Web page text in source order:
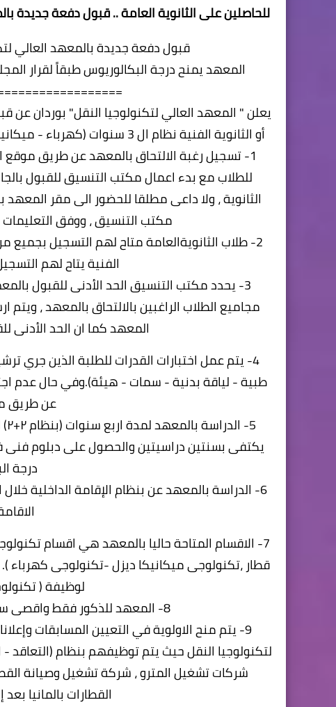
للحاصلين على الثانوية العامة .. قبول دفعة جديدة
قبول دفعة جديدة بالمعهد العالي
المعهد يمنح درجة البكالوريوس طبقاً لقرار المجلس الأعلى
يعلن " المعهد العالي لتكنولوجيا النقل" بوردان عن
أو الثانوية الفنية نظام ال 3 سنوات (كهرباء - ميكانيكا) ذكور ، فعلي راغبى التقديم للمعهد مراعاة ما يلى :-
1- تسجيل رغبة الالتحاق بالمعهد عن طريق موقع
للطلاب مع بدء اعمال مكتب التنسيق للقبول
الثانوية ، ولا داعى مطلقا للحضور الى مقر
مكتب التنسيق ، ووفق
2- طلاب الثانويةالعامة متاح لهم التسجيل بجميع
الفنية يتاح لهم
3- يحدد مكتب التنسيق الحد الأدنى للقبول
مجاميع الطلاب الراغبين بالالتحاق بالمعهد ،
المعهد كما ان الحد الأدنى
4- يتم عمل اختبارات القدرات للطلبة الذين
طبية - لياقة بدنية - سمات - هيئة).وفي حال عدم
عن طريق
يكتفى بسنتين دراسيتين والحصول على دبلوم
درجة
6- الدراسة بالمعهد عن بنظام الإقامة الداخلية
7- الاقسام المتاحة حاليا بالمعهد هي اقسام
قطار ،تكنولوجى ميكانيكا ديزل -تكنولوجى كهرباء
لوظيفة (
8- المعهد للذكور فقط واقصى سن للقبول ٢٢ عاما (خريج العام الحالى).
9- يتم منح الاولوية في التعيين المسابقات
لتكنولوجيا النقل حيث يتم توظيفهم بنظام (التعاقد
شركات تشغيل المترو ، شركة تشغيل وصيانة
القطارات بالمانيا